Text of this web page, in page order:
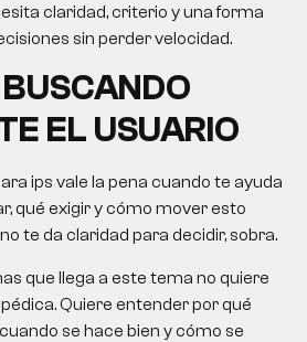
claridad, criterio y una forma
sin perder velocidad.
EL USUARIO
ips vale la pena cuando te ayuda
qué exigir y cómo mover esto
te da claridad para decidir, sobra.
que llega a este tema no quiere
Quiere entender por qué
se hace bien y cómo se